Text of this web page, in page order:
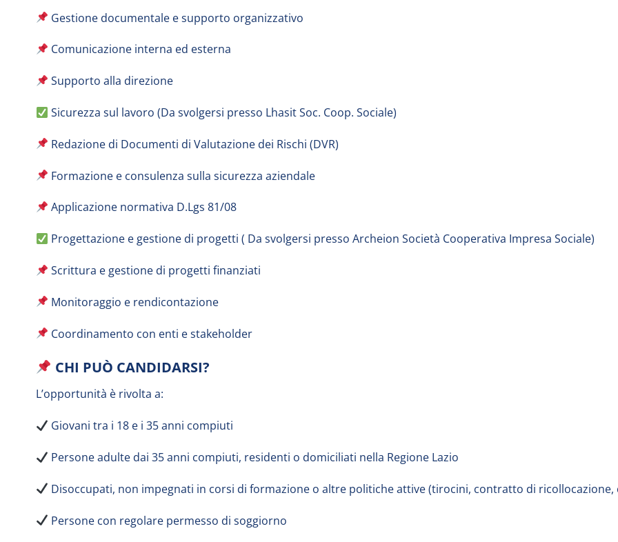
Gestione documentale e supporto organizzativo
Comunicazione interna ed esterna
Supporto alla direzione
Sicurezza sul lavoro (Da svolgersi presso Lhasit Soc. Coop. Sociale)
Redazione di Documenti di Valutazione dei Rischi (DVR)
Formazione e consulenza sulla sicurezza aziendale
Applicazione normativa D.Lgs 81/08
Progettazione e gestione di progetti ( Da svolgersi presso Archeion Società Cooperativa Impresa Sociale)
Scrittura e gestione di progetti finanziati
Monitoraggio e rendicontazione
Coordinamento con enti e stakeholder
CHI PUÒ CANDIDARSI?
L’opportunità è rivolta a:
Giovani tra i 18 e i 35 anni compiuti
Persone adulte dai 35 anni compiuti, residenti o domiciliati nella Regione Lazio
Disoccupati, non impegnati in corsi di formazione o altre politiche attive (tirocini, contratto di ricollocazione,
Persone con regolare permesso di soggiorno